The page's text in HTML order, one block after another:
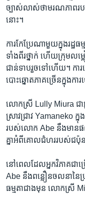
ច្បាស់លាស់​ថា​មរណភាព​
នោះ។
ការកែ​ប្រែណាមួយក្នុង​រដ្ឋ
ទាំង​ពីរ​ថ្នាក់ ហើយក្រុម​លម្
ជាន់​ទាបរួច​ទៅ​ហើយ។ កា
បោះឆ្នោតភាគ​ច្រើនក្នុងក
លោកស្រី Lully Miura ជា​អ្
ស្រាវជ្រាវ​ Yamaneko
របស់​លោក Abe នឹងមាន​ផ
គ្នា​អំពី​គោលជំហររបស់​ជប៉ុ
នៅ​ពេល​ដែល​អ្នក​វិភាគជា
Abe នឹង​ពន្លឿន​ចលនា​នៃ​
ធម្មតា​ជាងមុន​ ​លោកស្រី​